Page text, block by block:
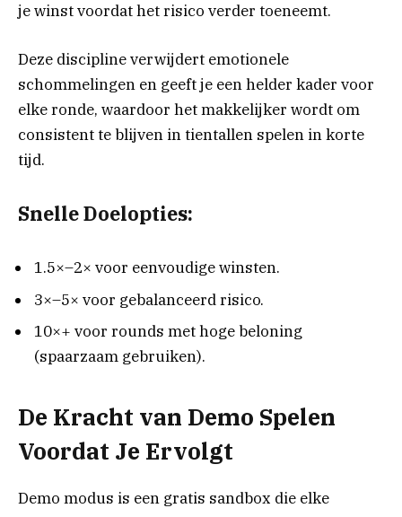
je winst voordat het risico verder toeneemt.
Deze discipline verwijdert emotionele
schommelingen en geeft je een helder kader voor
elke ronde, waardoor het makkelijker wordt om
consistent te blijven in tientallen spelen in korte
tijd.
Snelle Doelopties:
1.5×–2× voor eenvoudige winsten.
3×–5× voor gebalanceerd risico.
10×+ voor rounds met hoge beloning
(spaarzaam gebruiken).
De Kracht van Demo Spelen
Voordat Je Ervolgt
Demo modus is een gratis sandbox die elke